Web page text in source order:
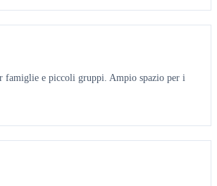
famiglie e piccoli gruppi. Ampio spazio per i